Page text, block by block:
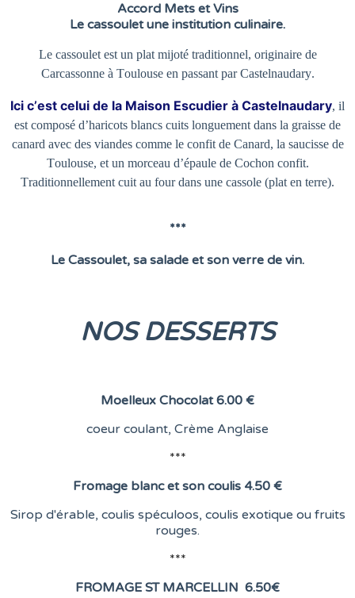
Accord Mets et Vins
Le cassoulet une institution culinaire.
Le cassoulet est un plat mijoté traditionnel, originaire de
Carcassonne à Toulouse en passant par Castelnaudary.
Ici c’est celui de la Maison Escudier à Castelnaudary, il
est composé d’haricots blancs cuits longuement dans la graisse de
canard avec des viandes comme le confit de Canard, la saucisse de
Toulouse, et un morceau d’épaule de Cochon confit.
Traditionnellement cuit au four dans une cassole (plat en terre).
***
Le Cassoulet, sa salade et son verre de vin.
NOS DESSERTS
Moelleux Chocolat 6.00 €
coeur coulant, Crème Anglaise
***
Fromage blanc et son coulis 4.50 €
Sirop d'érable, coulis spéculoos, coulis exotique ou fruits
rouges.
***
FROMAGE ST MARCELLIN 6.50€